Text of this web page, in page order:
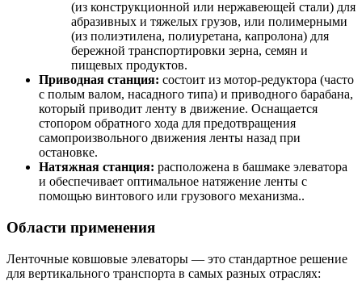
(из конструкционной или нержавеющей стали) для
абразивных и тяжелых грузов, или полимерными
(из полиэтилена, полиуретана, капролона) для
бережной транспортировки зерна, семян и
пищевых продуктов.
Приводная станция: состоит из мотор-редуктора (часто
с полым валом, насадного типа) и приводного барабана,
который приводит ленту в движение. Оснащается
стопором обратного хода для предотвращения
самопроизвольного движения ленты назад при
остановке.
Натяжная станция: расположена в башмаке элеватора
и обеспечивает оптимальное натяжение ленты с
помощью винтового или грузового механизма..
Области применения
Ленточные ковшовые элеваторы — это стандартное решение
для вертикального транспорта в самых разных отраслях: